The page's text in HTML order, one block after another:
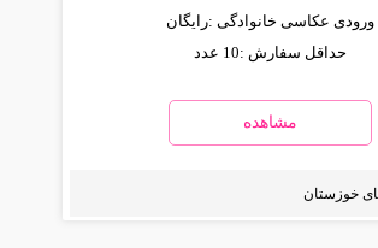
ورودی عکاسی خانوادگی :رایگان
حداقل سفارش :10 عدد
مشاهده
خوزستان